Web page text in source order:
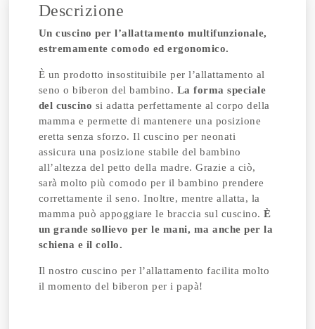
Descrizione
Un cuscino per l’allattamento multifunzionale,
estremamente comodo ed ergonomico.
È un prodotto insostituibile per l’allattamento al
seno o biberon del bambino. La forma speciale
del cuscino si adatta perfettamente al corpo della
mamma e permette di mantenere una posizione
eretta senza sforzo. Il cuscino per neonati
assicura una posizione stabile del bambino
all’altezza del petto della madre. Grazie a ciò,
sarà molto più comodo per il bambino prendere
correttamente il seno.Inoltre, mentre allatta, la
mamma può appoggiare le braccia sul cuscino.È
un grande sollievo per le mani, ma anche per la
schiena e il collo.
Il nostro cuscino per l’allattamento facilita molto
il momento del biberon per i papà!